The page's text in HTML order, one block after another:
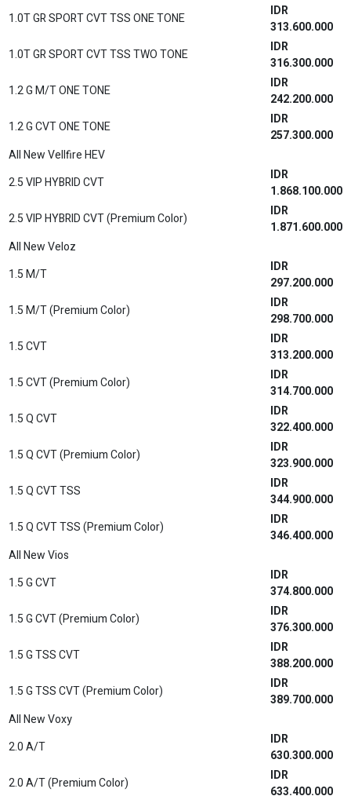
1.0T GR SPORT CVT TSS ONE TONE
IDR
313.600.000
1.0T GR SPORT CVT TSS TWO TONE
IDR
316.300.000
1.2 G M/T ONE TONE
IDR
242.200.000
1.2 G CVT ONE TONE
IDR
257.300.000
All New Vellfire HEV
2.5 VIP HYBRID CVT
IDR
1.868.100.000
2.5 VIP HYBRID CVT (Premium Color)
IDR
1.871.600.000
All New Veloz
1.5 M/T
IDR
297.200.000
1.5 M/T (Premium Color)
IDR
298.700.000
1.5 CVT
IDR
313.200.000
1.5 CVT (Premium Color)
IDR
314.700.000
1.5 Q CVT
IDR
322.400.000
1.5 Q CVT (Premium Color)
IDR
323.900.000
1.5 Q CVT TSS
IDR
344.900.000
1.5 Q CVT TSS (Premium Color)
IDR
346.400.000
All New Vios
1.5 G CVT
IDR
374.800.000
1.5 G CVT (Premium Color)
IDR
376.300.000
1.5 G TSS CVT
IDR
388.200.000
1.5 G TSS CVT (Premium Color)
IDR
389.700.000
All New Voxy
2.0 A/T
IDR
630.300.000
2.0 A/T (Premium Color)
IDR
633.400.000